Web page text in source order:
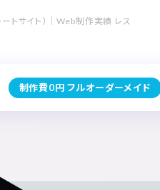
制作費0円 フルオーダーメイド
ートサイト）｜Web制作実績 レス